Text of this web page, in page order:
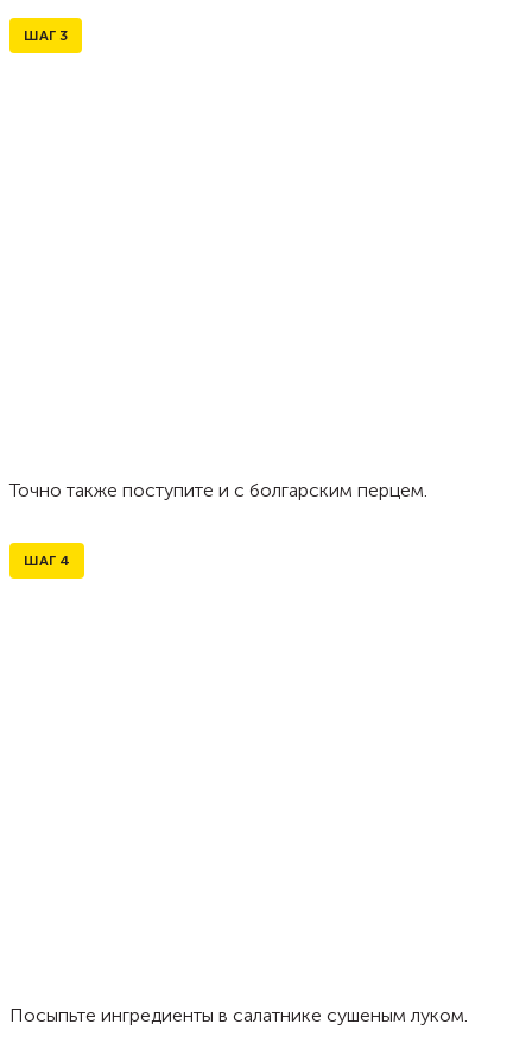
ШАГ 3
Точно также поступите и с болгарским перцем.
ШАГ 4
Посыпьте ингредиенты в салатнике сушеным луком.